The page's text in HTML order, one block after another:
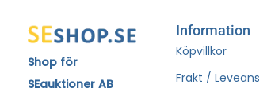
Shop för
SEauktioner AB
Information
Köpvillkor
Frakt / Leveans